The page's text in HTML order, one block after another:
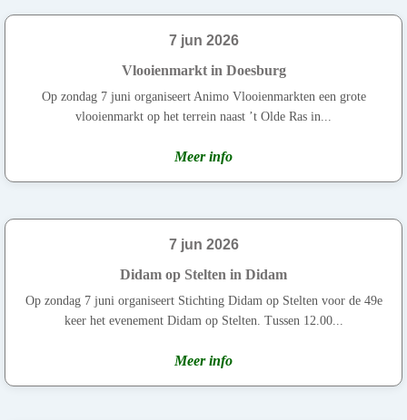
7 jun 2026
Vlooienmarkt in Doesburg
Op zondag 7 juni organiseert Animo Vlooienmarkten een grote
vlooienmarkt op het terrein naast ’t Olde Ras in...
Meer info
7 jun 2026
Didam op Stelten in Didam
Op zondag 7 juni organiseert Stichting Didam op Stelten voor de 49e
keer het evenement Didam op Stelten. Tussen 12.00...
Meer info